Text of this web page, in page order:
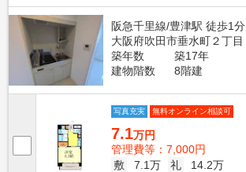
阪急千里線/豊津駅 徒歩1分
大阪府吹田市垂水町２丁目
築年数
築17年
建物階数
8階建
写真充実 無料オンライン相談可
7.1万円
管理費等：7,000円
敷
7.1万 礼
14.2万